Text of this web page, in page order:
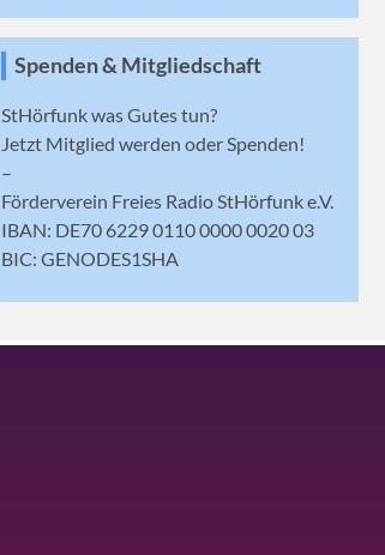
Spenden & Mitgliedschaft
StHörfunk was Gutes tun?
Jetzt Mitglied werden oder Spenden!
–
Förderverein Freies Radio StHörfunk e.V.
IBAN: DE70 6229 0110 0000 0020 03
BIC: GENODES1SHA